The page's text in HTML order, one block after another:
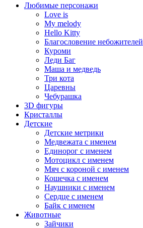
Любимые персонажи
Love is
My melody
Hello Kitty
Благословение небожителей
Куроми
Леди Баг
Маша и медведь
Три кота
Царевны
Чебурашка
3D фигуры
Кристаллы
Детские
Детские метрики
Медвежата с именем
Единорог с именем
Мотоцикл с именем
Мяч с короной с именем
Кошечка с именем
Наушники с именем
Сердце с именем
Байк с именем
Животные
Зайчики